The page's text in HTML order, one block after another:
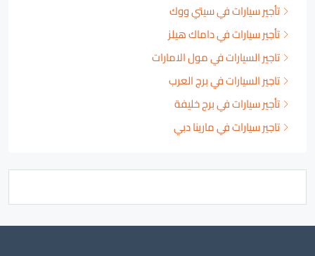
تأجير سيارات في سيتي ووك
تأجير سيارات في داماك هيلز
تاجير السيارات في مول الامارات
تاجير السيارات في برج العرب
تأجير سيارات في برج خليفة
تاجير سيارات في مارينا دبي